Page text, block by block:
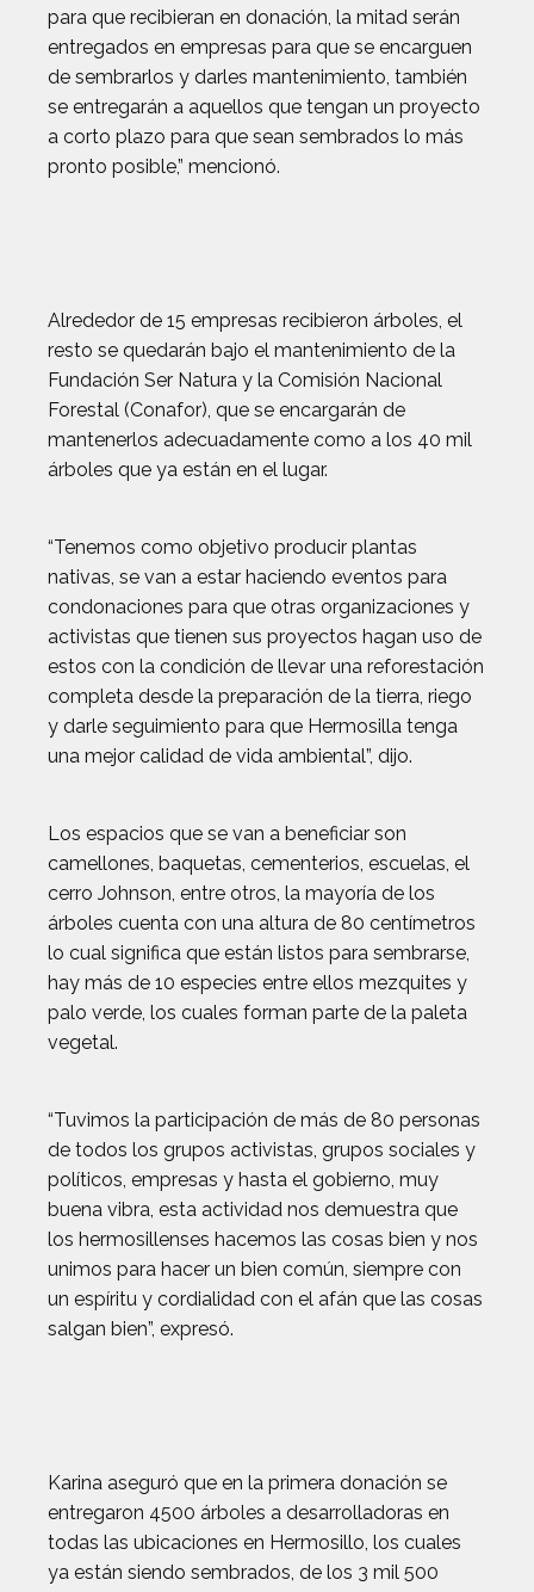
para que recibieran en donación, la mitad serán
entregados en empresas para que se encarguen
de sembrarlos y darles mantenimiento, también
se entregarán a aquellos que tengan un proyecto
a corto plazo para que sean sembrados lo más
pronto posible,” mencionó.
Alrededor de 15 empresas recibieron árboles, el
resto se quedarán bajo el mantenimiento de la
Fundación Ser Natura y la Comisión Nacional
Forestal (Conafor), que se encargarán de
mantenerlos adecuadamente como a los 40 mil
árboles que ya están en el lugar.
“Tenemos como objetivo producir plantas
nativas, se van a estar haciendo eventos para
condonaciones para que otras organizaciones y
activistas que tienen sus proyectos hagan uso de
estos con la condición de llevar una reforestación
completa desde la preparación de la tierra, riego
y darle seguimiento para que Hermosilla tenga
una mejor calidad de vida ambiental”, dijo.
Los espacios que se van a beneficiar son
camellones, baquetas, cementerios, escuelas, el
cerro Johnson, entre otros, la mayoría de los
árboles cuenta con una altura de 80 centímetros
lo cual significa que están listos para sembrarse,
hay más de 10 especies entre ellos mezquites y
palo verde, los cuales forman parte de la paleta
vegetal.
“Tuvimos la participación de más de 80 personas
de todos los grupos activistas, grupos sociales y
políticos, empresas y hasta el gobierno, muy
buena vibra, esta actividad nos demuestra que
los hermosillenses hacemos las cosas bien y nos
unimos para hacer un bien común, siempre con
un espíritu y cordialidad con el afán que las cosas
salgan bien”, expresó.
Karina aseguró que en la primera donación se
entregaron 4500 árboles a desarrolladoras en
todas las ubicaciones en Hermosillo, los cuales
ya están siendo sembrados, de los 3 mil 500